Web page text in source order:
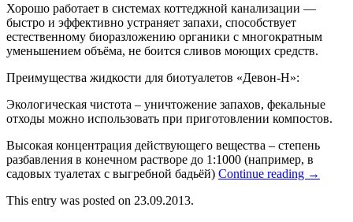
Хорошо работает в системах коттеджной канализации —
быстро и эффективно устраняет запахи, способствует
естественному биоразложению органики с многократным
уменьшением объёма, не боится сливов моющих средств.
Преимущества жидкости для биотуалетов «Девон-Н»:
Экологическая чистота – уничтожение запахов, фекальные
отходы можно использовать при приготовлении компостов.
Высокая концентрация действующего вещества – степень
разбавления в конечном растворе до 1:1000 (например, в
садовых туалетах с выгребной бадьёй) Continue reading →
This entry was posted on 23.09.2013.